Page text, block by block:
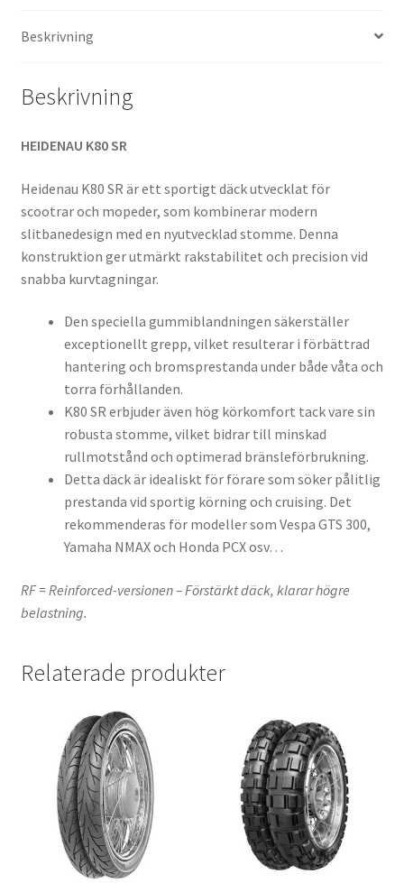
(bak)
Beskrivning
Beskrivning
HEIDENAU K80 SR
Heidenau K80 SR är ett sportigt däck utvecklat för
scootrar och mopeder, som kombinerar modern
slitbanedesign med en nyutvecklad stomme. Denna
konstruktion ger utmärkt rakstabilitet och precision vid
snabba kurvtagningar.
Den speciella gummiblandningen säkerställer
exceptionellt grepp, vilket resulterar i förbättrad
hantering och bromsprestanda under både våta och
torra förhållanden.
K80 SR erbjuder även hög körkomfort tack vare sin
robusta stomme, vilket bidrar till minskad
rullmotstånd och optimerad bränsleförbrukning.
Detta däck är idealiskt för förare som söker pålitlig
prestanda vid sportig körning och cruising. Det
rekommenderas för modeller som Vespa GTS 300,
Yamaha NMAX och Honda PCX osv…
RF = Reinforced-versionen – Förstärkt däck, klarar högre
belastning.
Relaterade produkter